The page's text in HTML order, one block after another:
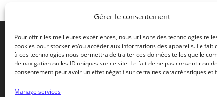
Gérer le consentement
Pour offrir les meilleures expériences, nous utilisons des technologies
cookies pour stocker et/ou accéder aux informations des appareils. Le fait
à ces technologies nous permettra de traiter des données telles que le
de navigation ou les ID uniques sur ce site. Le fait de ne pas consentir ou
consentement peut avoir un effet négatif sur certaines caractéristiques et
Manage servicesThe 5th Quarter Processing
2 rue
42500